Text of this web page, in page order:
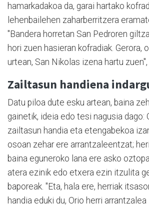
hamarkadakoa da, garai hartako
lehenbailehen zaharberritzera
"Bandera horretan San Pedroren
hori zuen hasieran kofradiak. Gerora,
urtean, San Nikolas izena hartu zuen",
Zailtasun handiena
Datu piloa dute esku artean, baina
gainetik, ideia edo tesi nagusia dago:
zailtasun handia eta etengabekoa
osoan zehar ere arrantzaleentzat;
baina eguneroko lana ere asko
atera ezinik edo etxera ezin itzulita
baporeak. "Eta, hala ere, herriak
handia eduki du, Orio herri